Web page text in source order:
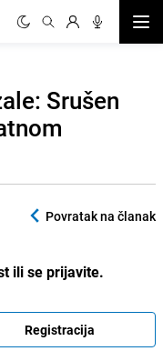
Srušen
Povratak na članak
ili se prijavite.
Registracija